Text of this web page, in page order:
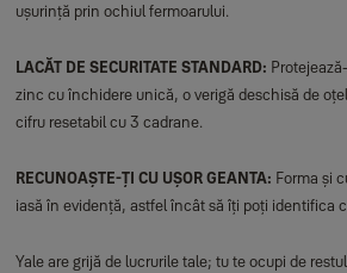
ușurință prin ochiul fermoarului.
LACĂT DE SECURITATE STANDARD:
zinc cu închidere unică, o verigă deschisă de
cifru resetabil cu 3 cadrane.
RECUNOAȘTE-ȚI CU UȘOR GEANTA: Forma și
iasă în evidență, astfel încât să îți poți identifica
Yale are grijă de lucrurile tale; tu te ocupi de